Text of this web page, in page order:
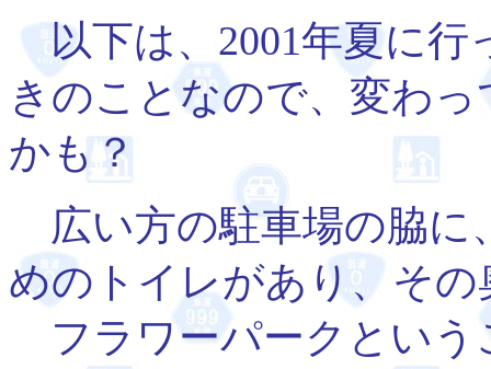
以下は、2001年夏に行
きのことなので、変わっ
かも？
広い方の駐車場の脇に
めのトイレがあり、その
フラワーパークという